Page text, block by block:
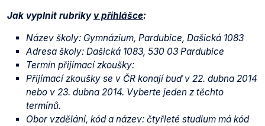
Jak vyplnit rubriky v přihlášce:
Název školy: Gymnázium, Pardubice, Dašická 1083
Adresa školy: Dašická 1083, 530 03 Pardubice
Termín přijímací zkoušky:
Přijímací zkoušky se v ČR konají buď v 22. dubna 2014
nebo v 23. dubna 2014. Vyberte jeden z těchto
termínů.
Obor vzdělání, kód a název: čtyřleté studium má kód